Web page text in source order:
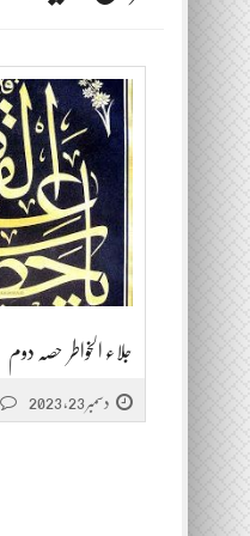
جلاء الخواطر حصہ دوم
دسمبر 23, 2023